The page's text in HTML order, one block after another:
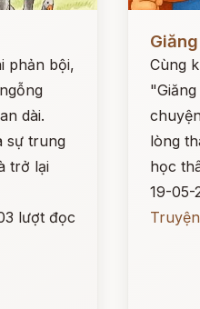
phản bội,
dài.
sự trung
trở lại
lượt đọc
Cùng
lòng
học
19-05-